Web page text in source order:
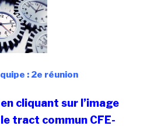
: 2e réunion
cliquant sur l’image
tract commun CFE-